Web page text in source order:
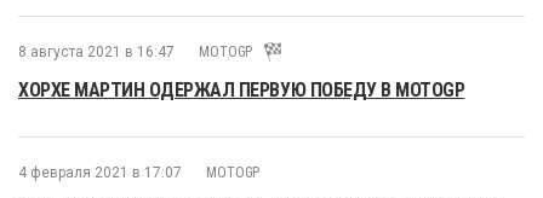
8 августа 2021 в 16:47 MOTOGP
ХОРХЕ МАРТИН ОДЕРЖАЛ ПЕРВУЮ ПОБЕДУ В MOTOGP
4 февраля 2021 в 17:07 MOTOGP